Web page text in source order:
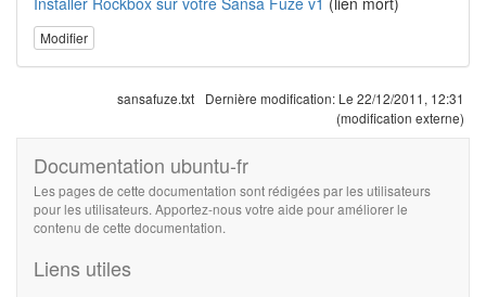
Modifier
sansafuze.txt Dernière modification: Le 22/12/2011, 12:31
(modification externe)
Documentation ubuntu-fr
Les pages de cette documentation sont rédigées par les utilisateurs
pour les utilisateurs. Apportez-nous votre aide pour améliorer le
contenu de cette documentation.
Liens utiles